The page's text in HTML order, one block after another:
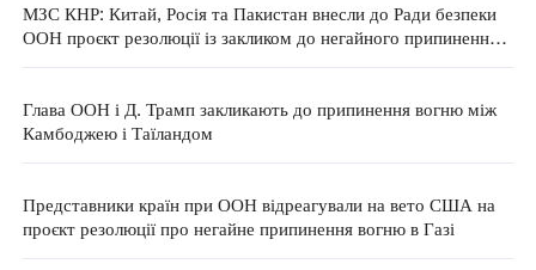
МЗС КНР: Китай, Росія та Пакистан внесли до Ради безпеки
ООН проєкт резолюції із закликом до негайного припинення
Глава ООН і Д. Трамп закликають до припинення вогню між
Камбоджею і Таїландом
Представники країн при ООН відреагували на вето США на
проєкт резолюції про негайне припинення вогню в Газі